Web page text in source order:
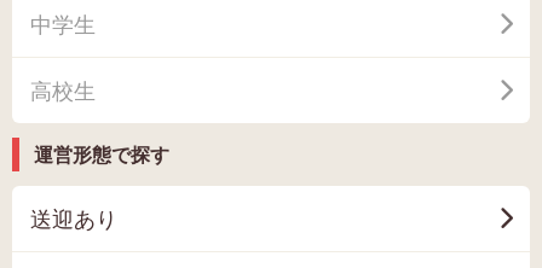
中学生
高校生
運営形態で探す
送迎あり